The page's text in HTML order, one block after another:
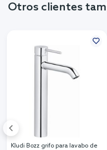
Otros clientes
Kludi Bozz grifo para lavabo de